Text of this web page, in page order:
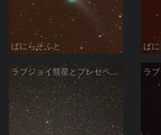
ばにらそふと ば
ラブジョイ彗星とプレセペのツーショット ラ